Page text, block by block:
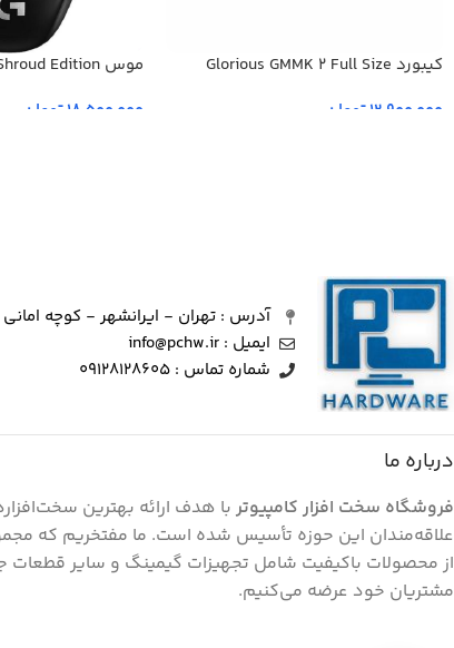
کیبورد Glorious GMMK 2 Full Size
12,900,000تومان
موس Logitech G303 Shroud Edition
18,500,000تومان
آدرس : تهران - ایرانشهر - کوچه
ایمیل : info@pchw.ir
شماره تماس : 09128128605
درباره ما
فروشگاه سخت افزار کامپیوتر با هدف ارائه بهترین
علاقه‌مندان این حوزه تأسیس شده است. ما مفتخریم که
از محصولات باکیفیت شامل تجهیزات گیمینگ و سایر قطعات
مشتریان خود عرضه می‌کنیم.